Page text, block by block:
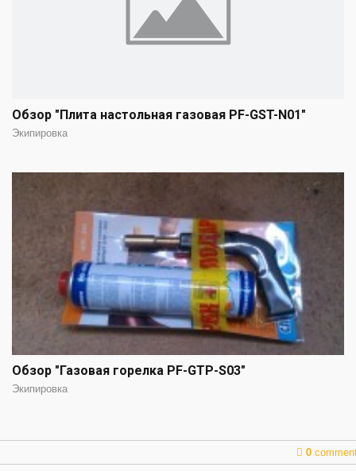
Обзор "Плита настольная газовая PF-GST-N01"
Экипировка
Обзор "Газовая горелка PF-GTP-S03"
Экипировка
0